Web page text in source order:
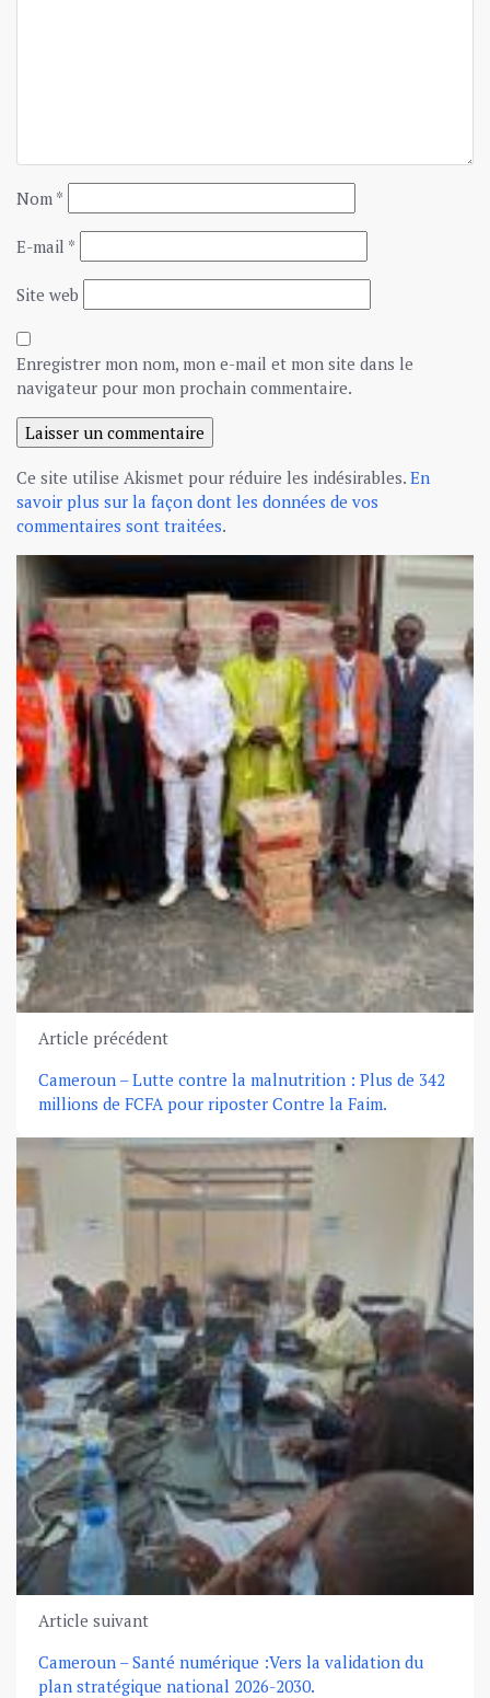
Nom *
E-mail *
Site web
Enregistrer mon nom, mon e-mail et mon site dans le
navigateur pour mon prochain commentaire.
Ce site utilise Akismet pour réduire les indésirables. En
savoir plus sur la façon dont les données de vos
commentaires sont traitées.
Article précédent
Cameroun – Lutte contre la malnutrition : Plus de 342
millions de FCFA pour riposter Contre la Faim.
Article suivant
Cameroun – Santé numérique :Vers la validation du
plan stratégique national 2026-2030.